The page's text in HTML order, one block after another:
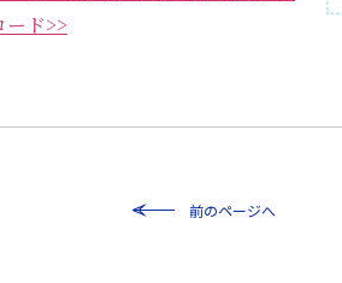
ード>>
前のページへ